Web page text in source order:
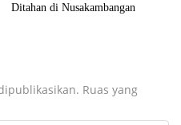
Ditahan di Nusakambangan
Ruas yang